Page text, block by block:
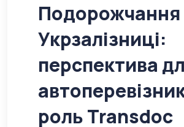
Подорожчання
Укрзалізниці:
перспектива
роль Transdoc